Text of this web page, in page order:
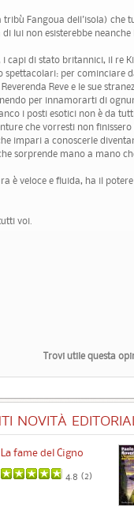
Fangoua dell'isola) che
lui non esisterebbe
di stato britannici, il re
per cominciare
Reve e le sue
per innamorarti di
i posti esotici non è da
che vorresti non finissero
impari a conoscerle
sorprende mano a mano
è veloce e fluida, ha il
voi.
Trovi utile questa
NOVITÀ
La fame del Cigno
4.8 (2)